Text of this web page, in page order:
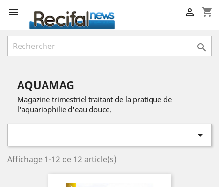
 shopping_cart


AQUAMAG
Magazine trimestriel traitant de la pratique de
l'aquariophilie d'eau douce.

Affichage 1-12 de 12 article(s)